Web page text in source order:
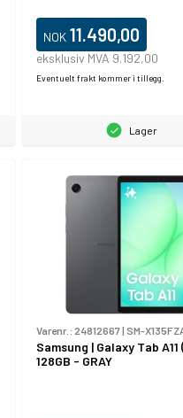
NOK 11.490,00
eksklusiv MVA 9.192,00
Eventuelt frakt kommer i tillegg.
Lager
Varenr.: 24812667| SM-
Samsung | Galaxy Tab A11
128GB - GRAY